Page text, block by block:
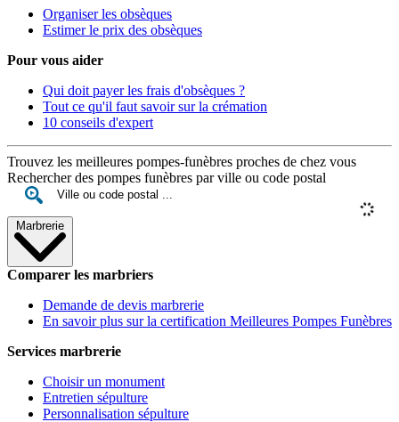
Organiser les obsèques
Estimer le prix des obsèques
Pour vous aider
Qui doit payer les frais d'obsèques ?
Tout ce qu'il faut savoir sur la crémation
10 conseils d'expert
Trouvez les meilleures pompes-funèbres proches de chez vous
Rechercher des pompes funèbres par ville ou code postal
Marbrerie
Comparer les marbriers
Demande de devis marbrerie
En savoir plus sur la certification Meilleures Pompes Funèbres
Services marbrerie
Choisir un monument
Entretien sépulture
Personnalisation sépulture